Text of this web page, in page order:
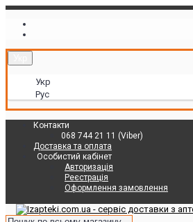
Укр
Рус
Контакти
068 744 21 11 (Viber)
Доставка та оплата
Особистий кабінет
Авторизація
Реєстрація
Оформлення замовлення